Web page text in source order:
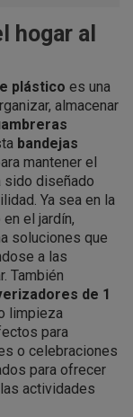
hogar al
plástico es una
almacenar
bandejas
mantener el
sido diseñado
Ya sea en la
el jardín,
soluciones que
a las
También
de 1
limpieza
para
o celebraciones
para ofrecer
actividades